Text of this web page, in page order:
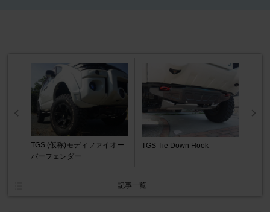
TGS (仮称)モディファイオー
バーフェンダー
TGS Tie Down Hook
記事一覧